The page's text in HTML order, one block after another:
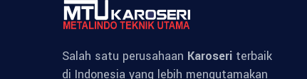
Salah satu perusahaan Karoseri terbaik
di Indonesia yang lebih mengutamakan